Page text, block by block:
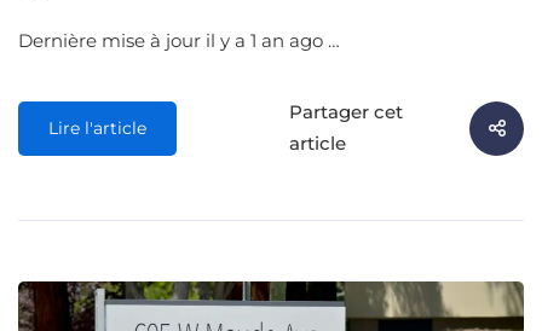
Dernière mise à jour il y a 1 an ago …
Lire l'article
Partager cet
article